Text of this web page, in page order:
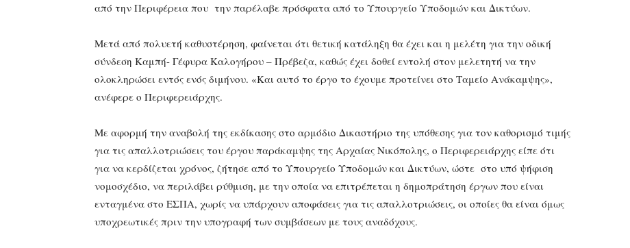
από την Περιφέρεια που την παρέλαβε πρόσφατα από το Υπουργείο Υποδομών και Δικτύων.
Μετά από πολυετή καθυστέρηση, φαίνεται ότι θετική κατάληξη θα έχει και η μελέτη για την οδική
σύνδεση Καμπή- Γέφυρα Καλογήρου – Πρέβεζα, καθώς έχει δοθεί εντολή στον μελετητή να την
ολοκληρώσει εντός ενός διμήνου. «Και αυτό το έργο το έχουμε προτείνει στο Ταμείο Ανάκαμψης»,
ανέφερε ο Περιφερειάρχης.
Με αφορμή την αναβολή της εκδίκασης στο αρμόδιο Δικαστήριο της υπόθεσης για τον καθορισμό τιμής
για τις απαλλοτριώσεις του έργου παράκαμψης της Αρχαίας Νικόπολης, ο Περιφερειάρχης είπε ότι
για να κερδίζεται χρόνος, ζήτησε από το Υπουργείο Υποδομών και Δικτύων, ώστε στο υπό ψήφιση
νομοσχέδιο, να περιλάβει ρύθμιση, με την οποία να επιτρέπεται η δημοπράτηση έργων που είναι
ενταγμένα στο ΕΣΠΑ, χωρίς να υπάρχουν αποφάσεις για τις απαλλοτριώσεις, οι οποίες θα είναι όμως
υποχρεωτικές πριν την υπογραφή των συμβάσεων με τους αναδόχους.